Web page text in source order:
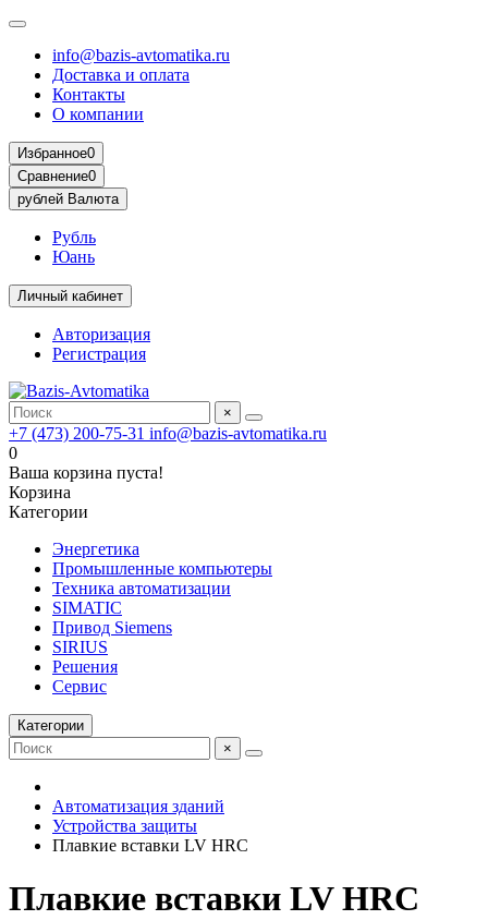
info@bazis-avtomatika.ru
Доставка и оплата
Контакты
О компании
Избранное0
Сравнение0
рублей Валюта
Рубль
Юань
Личный кабинет
Авторизация
Регистрация
×
+7 (473) 200-75-31 info@bazis-avtomatika.ru
0
Ваша корзина пуста!
Корзина
Категории
Энергетика
Промышленные компьютеры
Техника автоматизации
SIMATIC
Привод Siemens
SIRIUS
Решения
Сервис
Категории
×
Автоматизация зданий
Устройства защиты
Плавкие вставки LV HRC
Плавкие вставки LV HRC